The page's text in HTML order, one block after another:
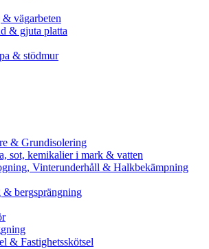
vägarbeten
& gjuta platta
& stödmur
& Grundisolering
sot, kemikalier i mark & vatten
Vinterunderhåll & Halkbekämpning
& bergsprängning
& Fastighetsskötsel